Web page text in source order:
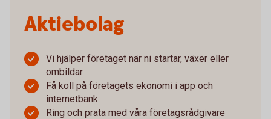
Aktiebolag
Vi hjälper företaget när ni startar, växer eller
ombildar
Få koll på företagets ekonomi i app och
internetbank
Ring och prata med våra företagsrådgivare